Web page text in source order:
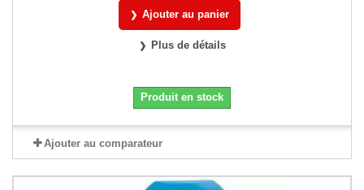
Ajouter au panier
Plus de détails
Produit en stock
Ajouter au comparateur